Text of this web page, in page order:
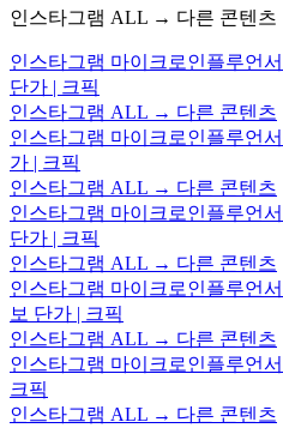
인스타그램 ALL → 다른 콘텐츠
인스타그램 마이크로인플루언
단가 | 크픽
인스타그램 ALL → 다른 콘텐츠
인스타그램 마이크로인플루언
가 | 크픽
인스타그램 ALL → 다른 콘텐츠
인스타그램 마이크로인플루언
단가 | 크픽
인스타그램 ALL → 다른 콘텐츠
인스타그램 마이크로인플루언
보 단가 | 크픽
인스타그램 ALL → 다른 콘텐츠
인스타그램 마이크로인플루언
크픽
인스타그램 ALL → 다른 콘텐츠